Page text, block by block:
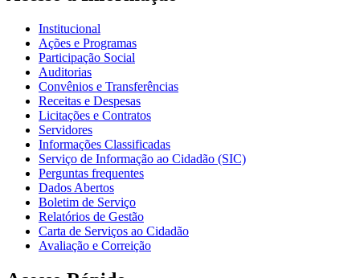
Institucional
Ações e Programas
Participação Social
Auditorias
Convênios e Transferências
Receitas e Despesas
Licitações e Contratos
Servidores
Informações Classificadas
Serviço de Informação ao Cidadão (SIC)
Perguntas frequentes
Dados Abertos
Boletim de Serviço
Relatórios de Gestão
Carta de Serviços ao Cidadão
Avaliação e Correição